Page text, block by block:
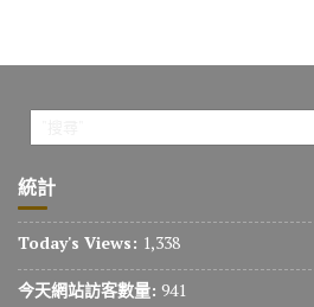
統計
Today's Views: 1,338
今天網站訪客數量: 941